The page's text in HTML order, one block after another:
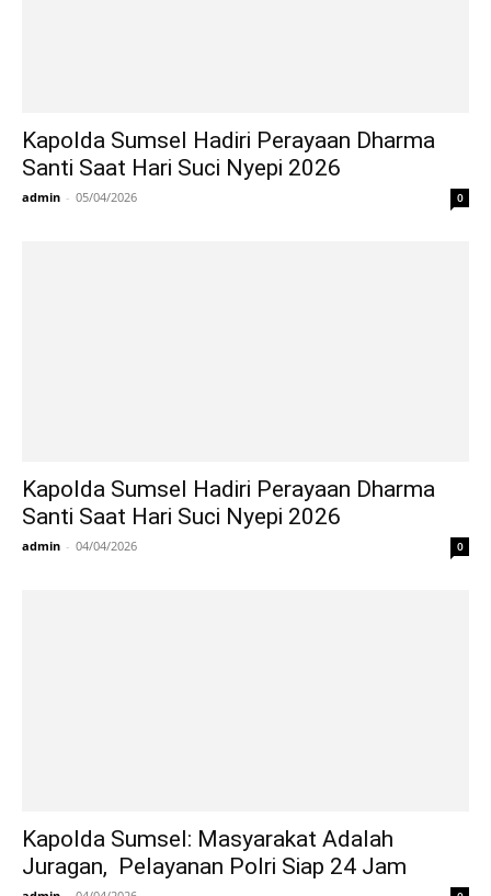
Kapolda Sumsel Hadiri Perayaan Dharma
Santi Saat Hari Suci Nyepi 2026
admin - 05/04/2026 0
Kapolda Sumsel Hadiri Perayaan Dharma
Santi Saat Hari Suci Nyepi 2026
admin - 04/04/2026 0
Kapolda Sumsel: Masyarakat Adalah
Juragan, Pelayanan Polri Siap 24 Jam